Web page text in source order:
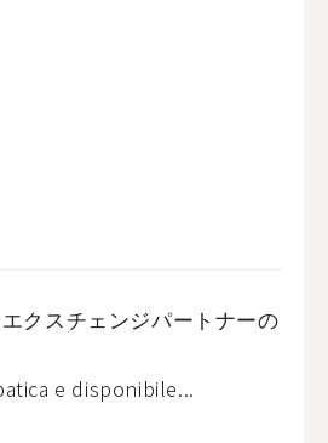
クスチェンジパートナーの
e disponibile...